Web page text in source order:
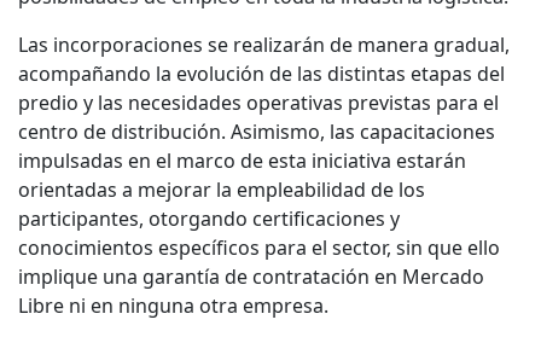
Las incorporaciones se realizarán de manera gradual,
acompañando la evolución de las distintas etapas del
predio y las necesidades operativas previstas para el
centro de distribución. Asimismo, las capacitaciones
impulsadas en el marco de esta iniciativa estarán
orientadas a mejorar la empleabilidad de los
participantes, otorgando certificaciones y
conocimientos específicos para el sector, sin que ello
implique una garantía de contratación en Mercado
Libre ni en ninguna otra empresa.